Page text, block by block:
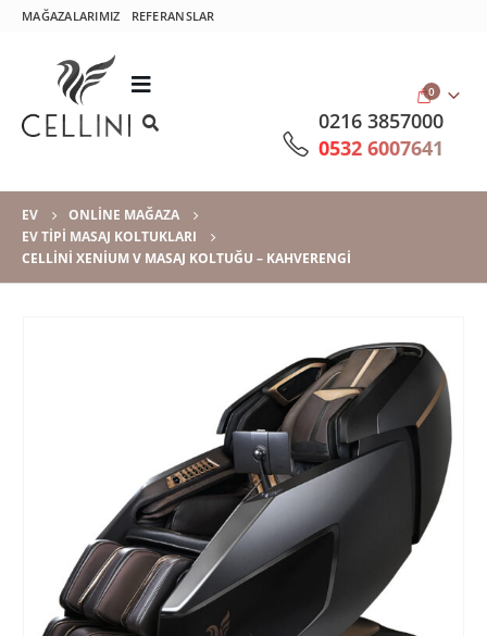
MAĞAZALARIMIZ REFERANSLAR
0216 3857000
0532 6007641
0
EV
ONLINE MAĞAZA
EV TIPI MASAJ KOLTUKLARI
CELLINI XENIUM V MASAJ KOLTUĞU – KAHVERENGI